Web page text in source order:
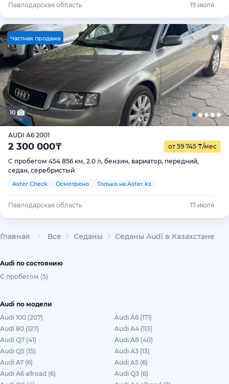
Павлодарская область 19 июля
Частная продажа
10
AUDI A6 2001
2 300 000₸ от 59 745 ₸/мес
С пробегом 454 856 км, 2.0 л, бензин, вариатор, передний,
седан, серебристый
Aster Check Осмотрено Только на Aster.kz
Павлодарская область 17 июля
Главная Все Седаны Седаны Audi в Казахстане
Audi по состоянию
С пробегом (5)
Audi по модели
Audi 100 (207)
Audi A6 (171)
Audi 80 (127)
Audi A4 (113)
Audi Q7 (41)
Audi A8 (40)
Audi Q5 (15)
Audi A3 (13)
Audi A7 (6)
Audi A5 (6)
Audi A6 allroad (6)
Audi Q3 (6)